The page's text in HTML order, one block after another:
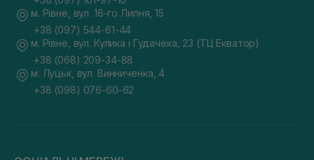
м. Рівне, вул. 16-го Липня, 15
+38 (097) 544-61-44
м. Рівне, вул. Кулика і Гудачека, 23 (ТЦ Екватор)
+38 (068) 209-34-88
м. Луцьк, вул. Винниченка, 4
+38 (098) 076-60-62